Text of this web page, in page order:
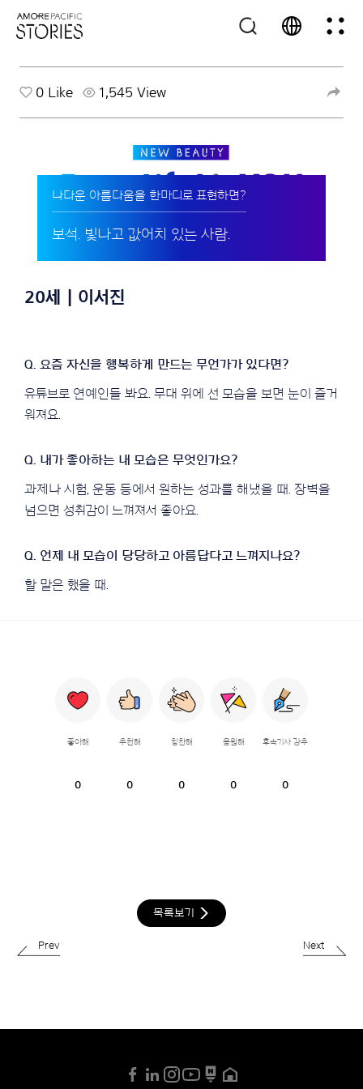
0 Like 1,545 View
나다운 아름다움을 한마디로 표현하면?
보석. 빛나고 값어치 있는 사람.
20세 | 이서진
유튜브로 연예인들 봐요. 무대 위에 선 모습을 보면 눈이 즐거
워져요.
과제나 시험, 운동 등에서 원하는 성과를 해냈을 때. 장벽을
넘으면 성취감이 느껴져서 좋아요.
할 말은 했을 때.
좋아해
0
추천해
0
칭찬해
0
응원해
0
후속기사 강추
0
목록보기
Prev Next